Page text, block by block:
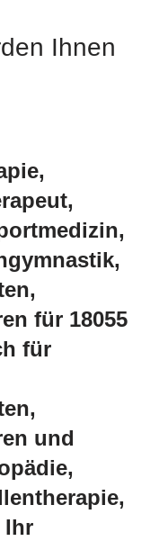
Ihnen
für 18055
für
und
Ihr